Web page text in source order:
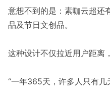
意想不到的是：素咖云超还
品及节日文创品。
这种设计不仅拉近用户距离
“一年365天，许多人只有